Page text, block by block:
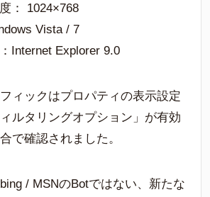
： 1024×768
Vista / 7
Internet Explorer 9.0
ィックはプロパティの表示設定
ルタリングオプション」が有効
で確認されました。
/ MSNのBotではない、新たな